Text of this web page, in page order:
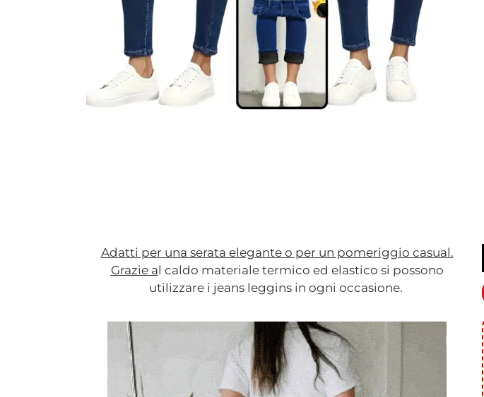
Adatti per una serata elegante o per un pomeriggio casual.
Grazie al caldo materiale termico ed elastico si possono
utilizzare i jeans leggins in ogni occasione.